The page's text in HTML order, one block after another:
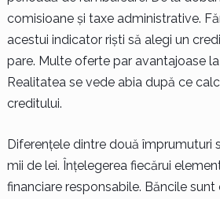
comisioane și taxe administrative.
acestui indicator riști să alegi un
pare. Multe oferte par avantajoase
Realitatea se vede abia după ce
creditului.
Diferențele dintre două împrumuturi
mii de lei. Înțelegerea fiecărui
financiare responsabile. Băncile